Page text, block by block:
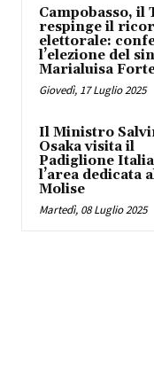
Campobasso, il
respinge il
elettorale:
l’elezione del
Marialuisa
Giovedì, 17 Luglio 2025
Il Ministro
Osaka visita il
Padiglione
l’area dedicata
Molise
Martedì, 08 Luglio 2025